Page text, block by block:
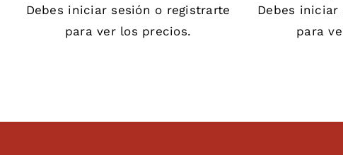
Debes iniciar sesión o registrarte
para ver los precios.
Debes iniciar
para